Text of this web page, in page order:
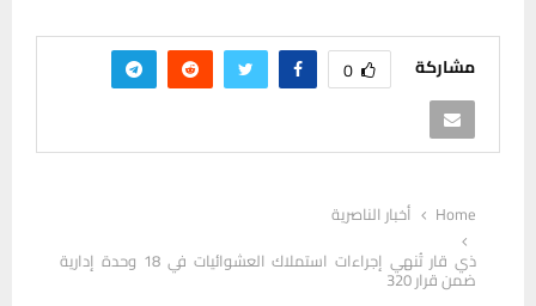
مشاركة 0
Home
أخبار الناصرية
ذي قار تُنهي إجراءات استملاك العشوائيات في 18 وحدة إدارية
ضمن قرار 320